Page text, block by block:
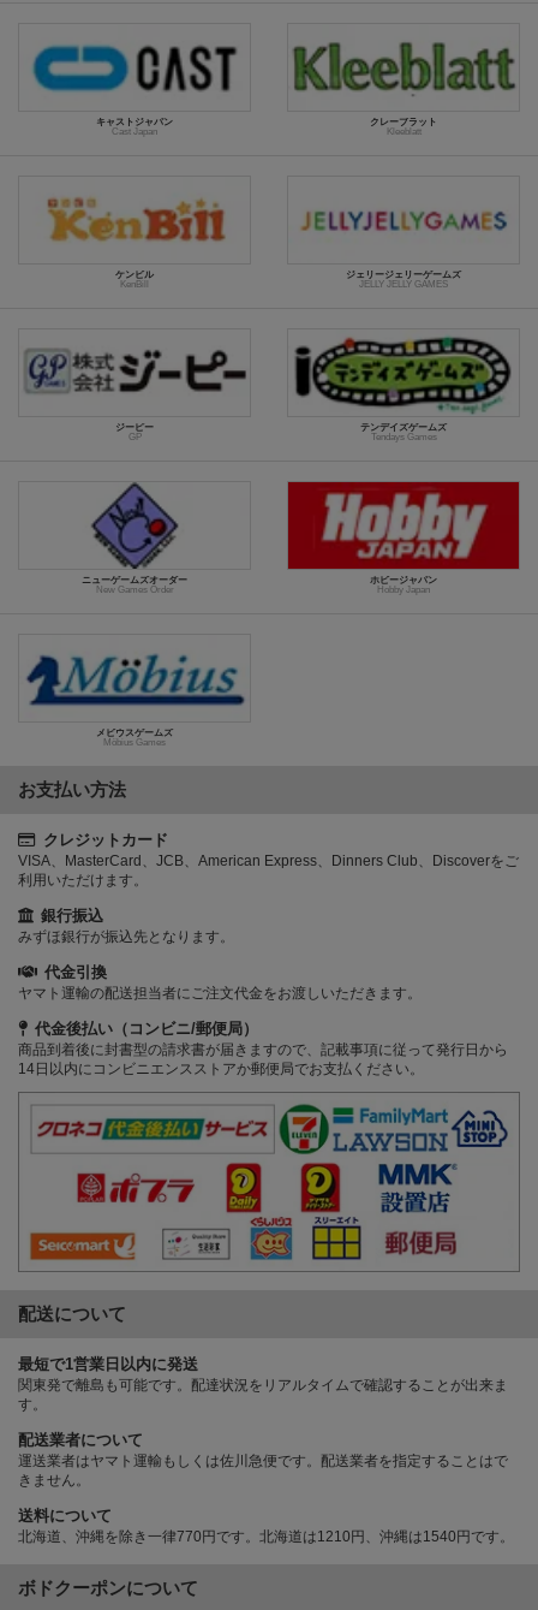
キャストジャパン
Cast Japan
クレーブラット
Kleeblatt
ケンビル
KenBill
ジェリージェリーゲームズ
JELLY JELLY GAMES
ジーピー
GP
テンデイズゲームズ
Tendays Games
ニューゲームズオーダー
New Games Order
ホビージャパン
Hobby Japan
メビウスゲームズ
Möbius Games
お支払い方法
クレジットカード
VISA、MasterCard、JCB、American Express、Dinners Club、Discoverをご
利用いただけます。
銀行振込
みずほ銀行が振込先となります。
代金引換
ヤマト運輸の配送担当者にご注文代金をお渡しいただきます。
代金後払い（コンビニ/郵便局）
商品到着後に封書型の請求書が届きますので、記載事項に従って発行日から
14日以内にコンビニエンスストアか郵便局でお支払ください。
配送について
最短で1営業日以内に発送
関東発で離島も可能です。配達状況をリアルタイムで確認することが出来ま
す。
配送業者について
運送業者はヤマト運輸もしくは佐川急便です。配送業者を指定することはで
きません。
送料について
北海道、沖縄を除き一律770円です。北海道は1210円、沖縄は1540円です。
ボドクーポンについて